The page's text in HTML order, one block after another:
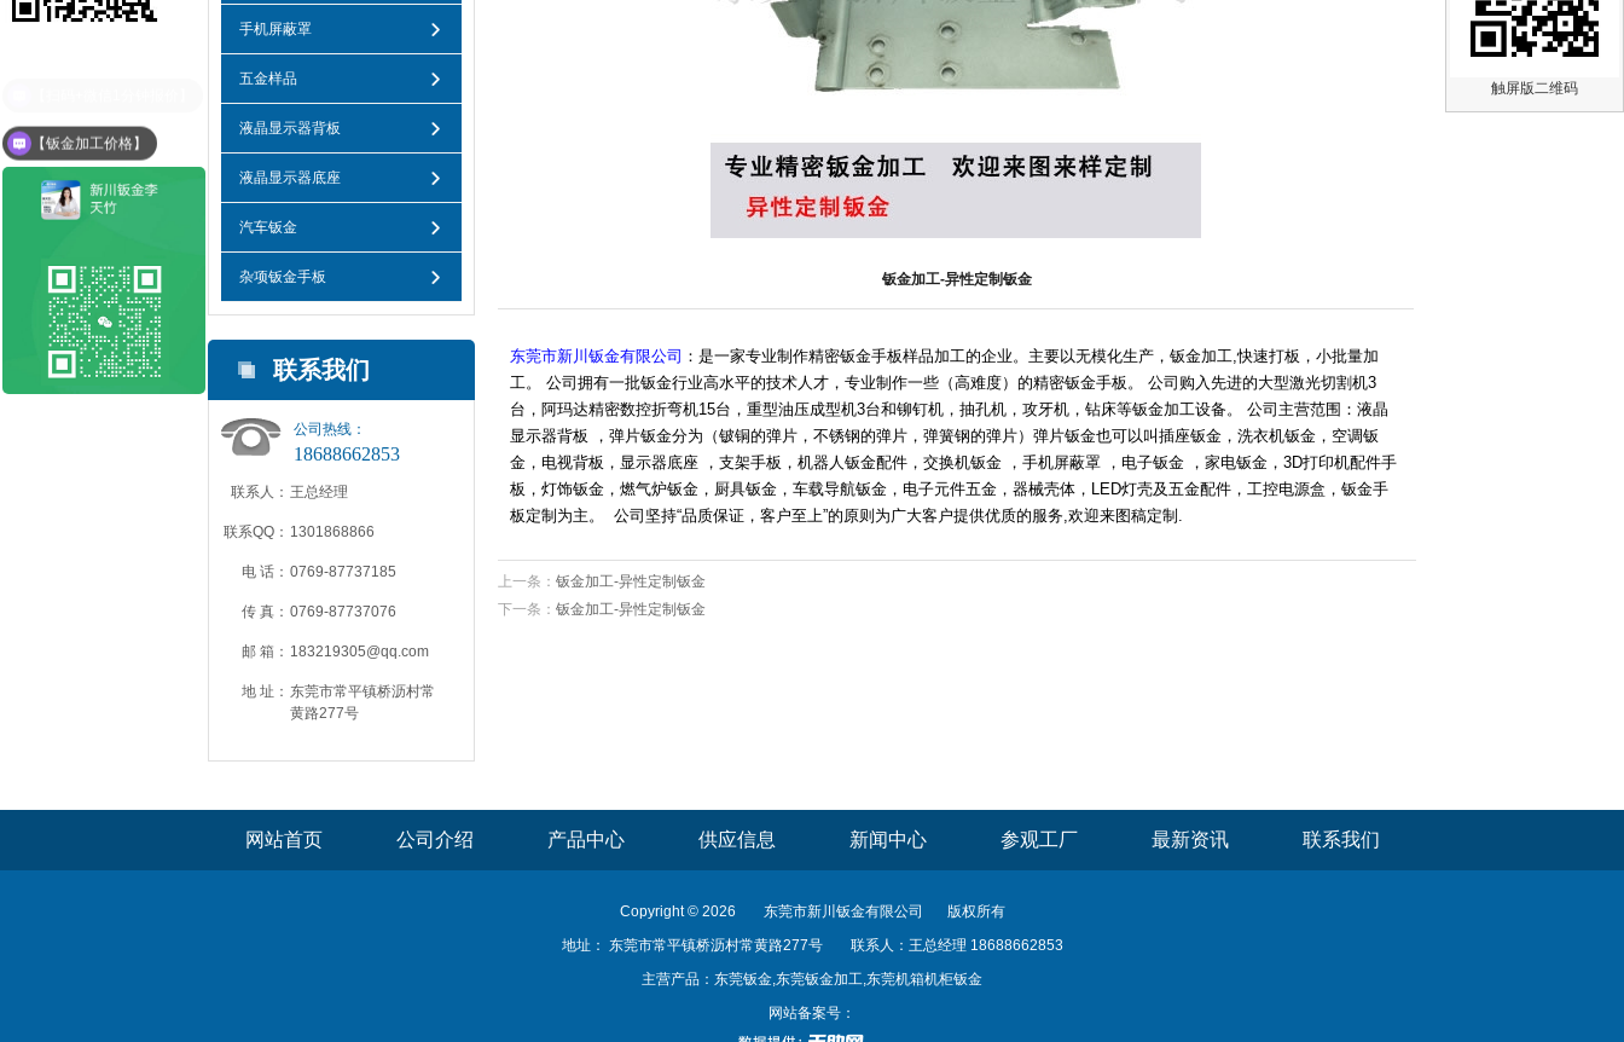
触屏版二维码
手机屏蔽罩
五金样品
液晶显示器背板
液晶显示器底座
汽车钣金
杂项钣金手板
联系我们
公司热线：
18688662853
联系人： 王总经理
联系QQ： 1301868866
电 话： 0769-87737185
传 真： 0769-87737076
邮 箱： 183219305@qq.com
地 址： 东莞市常平镇桥沥村常
黄路277号
钣金加工-异性定制钣金
东莞市新川钣金有限公司 ：是一家专业制作精密钣金手板样品加工的企业。主要以无模化生产，钣金加工,快速打板，小批量加
工。 公司拥有一批钣金行业高水平的技术人才，专业制作一些（高难度）的精密钣金手板。 公司购入先进的大型激光切割机3
台，阿玛达精密数控折弯机15台，重型油压成型机3台和铆钉机，抽孔机，攻牙机，钻床等钣金加工设备。 公司主营范围：液晶
显示器背板 ，弹片钣金分为（铍铜的弹片，不锈钢的弹片，弹簧钢的弹片）弹片钣金也可以叫插座钣金，洗衣机钣金，空调钣
金，电视背板，显示器底座 ，支架手板，机器人钣金配件，交换机钣金 ，手机屏蔽罩 ，电子钣金 ，家电钣金，3D打印机配件手
板，灯饰钣金，燃气炉钣金，厨具钣金，车载导航钣金，电子元件五金，器械壳体，LED灯壳及五金配件，工控电源盒，钣金手
板定制为主。 公司坚持“品质保证，客户至上”的原则为广大客户提供优质的服务,欢迎来图稿定制.
上一条： 钣金加工-异性定制钣金
下一条： 钣金加工-异性定制钣金
网站首页 公司介绍 产品中心 供应信息 新闻中心 参观工厂 最新资讯 联系我们
Copyright © 2026 东莞市新川钣金有限公司
版权所有
地址： 东莞市常平镇桥沥村常黄路277号
联系人：王总经理 18688662853
主营产品：东莞钣金,东莞钣金加工,东莞机箱机柜钣金
网站备案号：
【钣金加工价格】